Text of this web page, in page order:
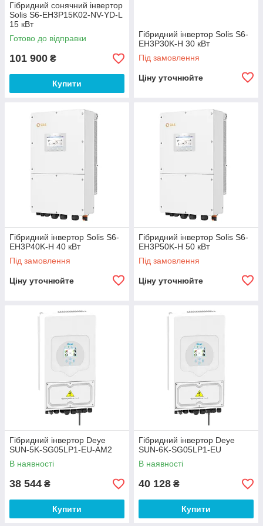
Гібридний сонячний інвертор
Solis S6-EH3P15K02-NV-YD-L
15 кВт
Готово до відправки
101 900 ₴
Купити
Гібридний інвертор Solis S6-
EH3P30K-H 30 кВт
Під замовлення
Ціну уточнюйте
Гібридний інвертор Solis S6-
EH3P40K-H 40 кВт
Під замовлення
Ціну уточнюйте
Гібридний інвертор Solis S6-
EH3P50K-H 50 кВт
Під замовлення
Ціну уточнюйте
Гібридний інвертор Deye
SUN-5K-SG05LP1-EU-AM2
В наявності
38 544 ₴
Купити
Гібридний інвертор Deye
SUN-6K-SG05LP1-EU
В наявності
40 128 ₴
Купити